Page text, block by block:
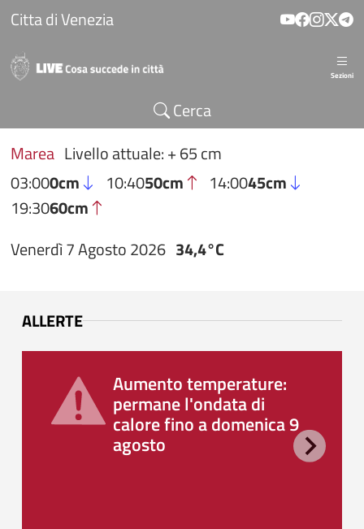
Salta al contenuto principale
Citta di Venezia
Sezioni
Cerca
Marea Livello attuale: + 65 cm
03:000cm 10:4050cm 14:0045cm
19:3060cm
Venerdì 7 Agosto 2026 34,4°C
ALLERTE
Aumento temperature:
permane l'ondata di
calore fino a domenica 9
agosto